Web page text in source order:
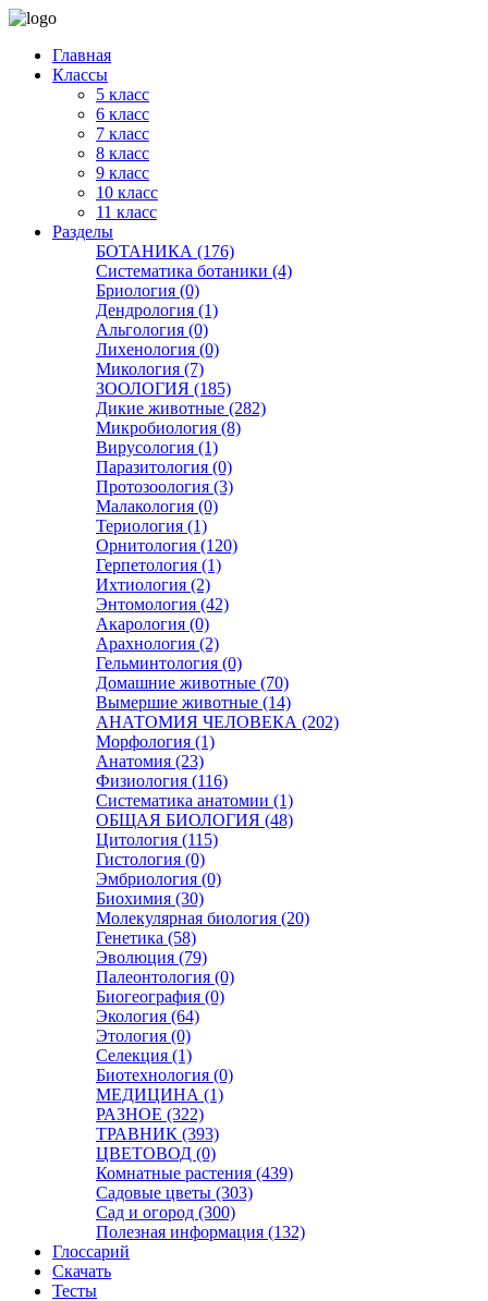
Главная
Классы
5 класс
6 класс
7 класс
8 класс
9 класс
10 класс
11 класс
Разделы
БОТАНИКА (176)
Систематика ботаники (4)
Бриология (0)
Дендрология (1)
Альгология (0)
Лихенология (0)
Микология (7)
ЗООЛОГИЯ (185)
Дикие животные (282)
Микробиология (8)
Вирусология (1)
Паразитология (0)
Протозоология (3)
Малакология (0)
Териология (1)
Орнитология (120)
Герпетология (1)
Ихтиология (2)
Энтомология (42)
Акарология (0)
Арахнология (2)
Гельминтология (0)
Домашние животные (70)
Вымершие животные (14)
АНАТОМИЯ ЧЕЛОВЕКА (202)
Морфология (1)
Анатомия (23)
Физиология (116)
Систематика анатомии (1)
ОБЩАЯ БИОЛОГИЯ (48)
Цитология (115)
Гистология (0)
Эмбриология (0)
Биохимия (30)
Молекулярная биология (20)
Генетика (58)
Эволюция (79)
Палеонтология (0)
Биогеография (0)
Экология (64)
Этология (0)
Селекция (1)
Биотехнология (0)
МЕДИЦИНА (1)
РАЗНОЕ (322)
ТРАВНИК (393)
ЦВЕТОВОД (0)
Комнатные растения (439)
Садовые цветы (303)
Сад и огород (300)
Полезная информация (132)
Глоссарий
Скачать
Тесты